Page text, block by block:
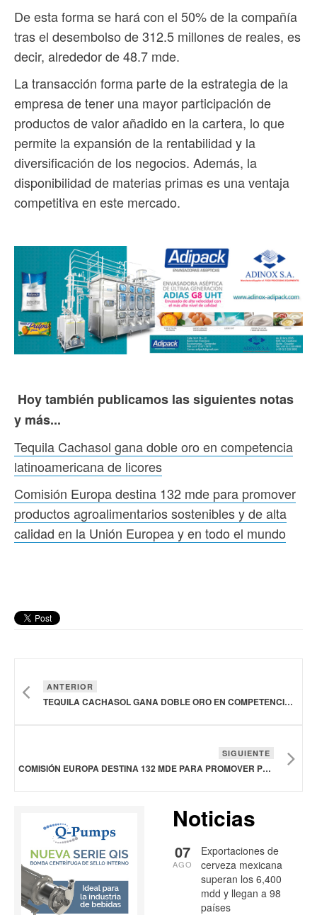
De esta forma se hará con el 50% de la compañía
tras el desembolso de 312.5 millones de reales, es
decir, alrededor de 48.7 mde.
La transacción forma parte de la estrategia de la
empresa de tener una mayor participación de
productos de valor añadido en la cartera, lo que
permite la expansión de la rentabilidad y la
diversificación de los negocios. Además, la
disponibilidad de materias primas es una ventaja
competitiva en este mercado.
Hoy también publicamos las siguientes notas
y más...
Tequila Cachasol gana doble oro en competencia
latinoamericana de licores
Comisión Europa destina 132 mde para promover
productos agroalimentarios sostenibles y de alta
calidad en la Unión Europea y en todo el mundo
ANTERIOR
TEQUILA CACHASOL GANA DOBLE ORO EN COMPETENCIA LATINOAMERICANA DE LICORES
SIGUIENTE
COMISIÓN EUROPA DESTINA 132 MDE PARA PROMOVER PRODUCTOS AGROALIMENTARIOS SOSTENIBLES Y DE ALTA CALIDAD EN LA UNIÓN EUROPEA Y EN TODO EL MUNDO
Noticias
Exportaciones de
cerveza mexicana
superan los 6,400
mdd y llegan a 98
países
07
AGO